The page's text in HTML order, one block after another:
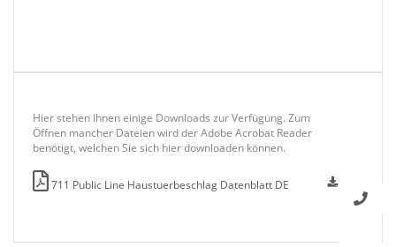
Hier stehen Ihnen einige Downloads zur Verfügung. Zum
Öffnen mancher Dateien wird der Adobe Acrobat Reader
benötigt, welchen Sie sich hier downloaden können.
711 Public Line Haustuerbeschlag Datenblatt DE